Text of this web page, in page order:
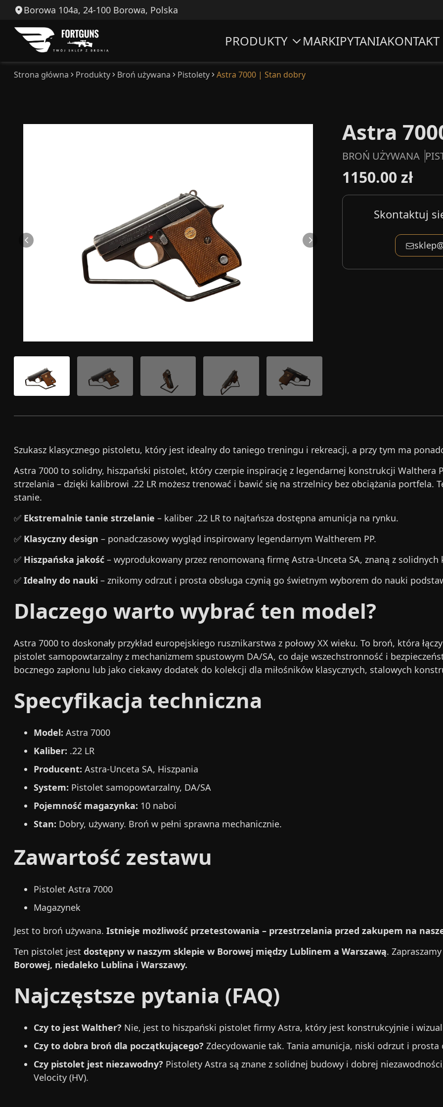
Borowa 104a, 24-100 Borowa, Polska
PRODUKTY MARKIPYTANIAKONTAKT
Strona główna Produkty Broń używana Pistolety Astra 7000 | Stan dobry
Astra
BROŃ UŻYWANA
1150.00 zł
Skontaktuj
Szukasz klasycznego pistoletu, który jest idealny do taniego treningu i rekreacji, a przy tym ma
Astra 7000 to solidny, hiszpański pistolet, który czerpie inspirację z legendarnej konstrukcji Walthera
strzelania – dzięki kalibrowi .22 LR możesz trenować i bawić się na strzelnicy bez obciążania portfela.
stanie.
✅ Ekstremalnie tanie strzelanie – kaliber .22 LR to najtańsza dostępna amunicja na rynku.
✅ Klasyczny design – ponadczasowy wygląd inspirowany legendarnym Waltherem PP.
✅ Hiszpańska jakość – wyprodukowany przez renomowaną firmę Astra-Unceta SA, znaną z
✅ Idealny do nauki – znikomy odrzut i prosta obsługa czynią go świetnym wyborem do nauki
Dlaczego warto wybrać ten model?
Astra 7000 to doskonały przykład europejskiego rusznikarstwa z połowy XX wieku. To broń, która
pistolet samopowtarzalny z mechanizmem spustowym DA/SA, co daje wszechstronność i
bocznego zapłonu lub jako ciekawy dodatek do kolekcji dla miłośników klasycznych, stalowych
Specyfikacja techniczna
Model: Astra 7000
Kaliber: .22 LR
Producent: Astra-Unceta SA, Hiszpania
System: Pistolet samopowtarzalny, DA/SA
Pojemność magazynka: 10 naboi
Stan: Dobry, używany. Broń w pełni sprawna mechanicznie.
Zawartość zestawu
Pistolet Astra 7000
Magazynek
Jest to broń używana. Istnieje możliwość przetestowania – przestrzelania przed zakupem na
Ten pistolet jest dostępny w naszym sklepie w Borowej między Lublinem a Warszawą.
Borowej, niedaleko Lublina i Warszawy.
Najczęstsze pytania (FAQ)
Czy to jest Walther? Nie, jest to hiszpański pistolet firmy Astra, który jest konstrukcyjnie i
Czy to dobra broń dla początkującego? Zdecydowanie tak. Tania amunicja, niski odrzut i
Czy pistolet jest niezawodny? Pistolety Astra są znane z solidnej budowy i dobrej
Velocity (HV).